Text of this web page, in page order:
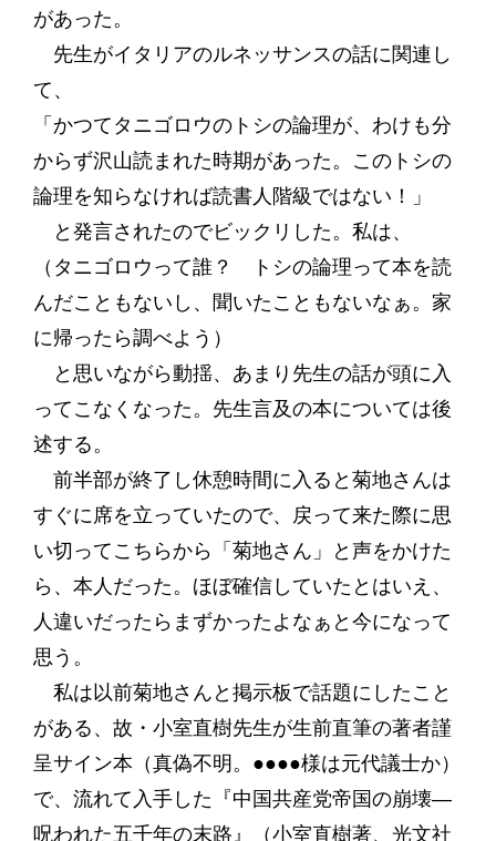
があった。
先生がイタリアのルネッサンスの話に関連し
て、
「かつてタニゴロウのトシの論理が、わけも分
からず沢山読まれた時期があった。このトシの
論理を知らなければ読書人階級ではない！」
と発言されたのでビックリした。私は、
（タニゴロウって誰？ トシの論理って本を読
んだこともないし、聞いたこともないなぁ。家
に帰ったら調べよう）
と思いながら動揺、あまり先生の話が頭に入
ってこなくなった。先生言及の本については後
述する。
前半部が終了し休憩時間に入ると菊地さんは
すぐに席を立っていたので、戻って来た際に思
い切ってこちらから「菊地さん」と声をかけた
ら、本人だった。ほぼ確信していたとはいえ、
人違いだったらまずかったよなぁと今になって
思う。
私は以前菊地さんと掲示板で話題にしたこと
がある、故・小室直樹先生が生前直筆の著者謹
呈サイン本（真偽不明。●●●●様は元代議士か）
で、流れて入手した『中国共産党帝国の崩壊―
呪われた五千年の末路』（小室直樹著、光文社